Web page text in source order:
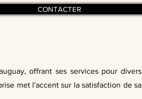
CONTACTER
offrant ses services pour divers
met l'accent sur la satisfaction de sa